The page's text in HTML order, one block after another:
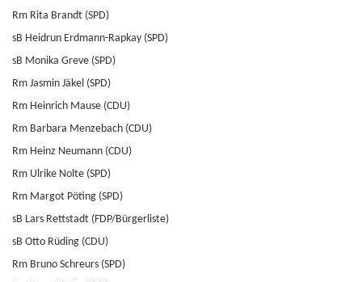
Rm Rita Brandt (SPD)
sB Heidrun Erdmann-Rapkay (SPD)
sB Monika Greve (SPD)
Rm Jasmin Jäkel (SPD)
Rm Heinrich Mause (CDU)
Rm Barbara Menzebach (CDU)
Rm Heinz Neumann (CDU)
Rm Ulrike Nolte (SPD)
Rm Margot Pöting (SPD)
sB Lars Rettstadt (FDP/Bürgerliste)
sB Otto Rüding (CDU)
Rm Bruno Schreurs (SPD)